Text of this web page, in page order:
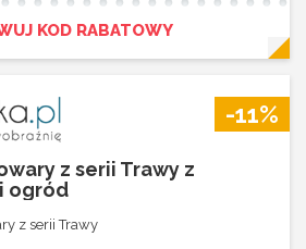
KOD RABATOWY
-11%
z serii Trawy z
ogród
z serii Trawy